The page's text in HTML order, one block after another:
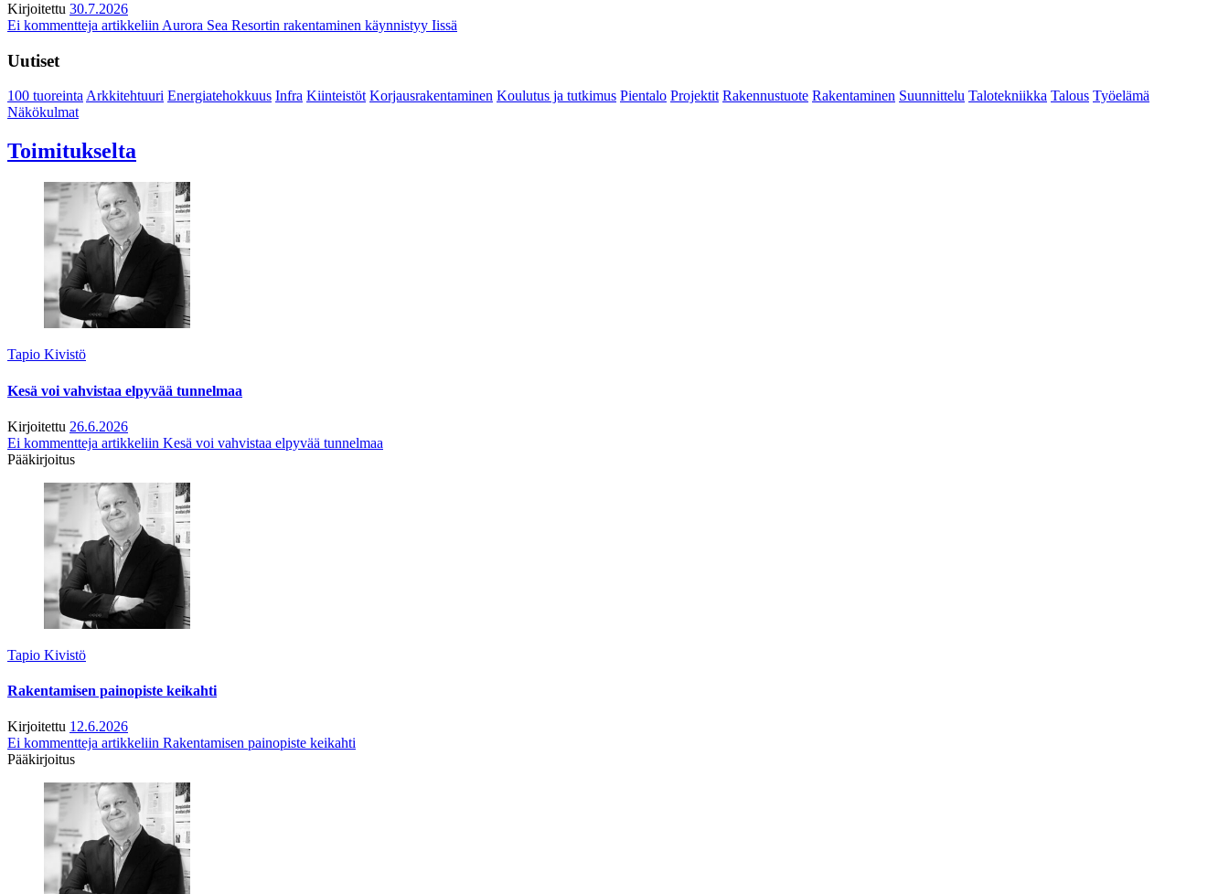
Kirjoitettu 30.7.2026
Ei kommentteja artikkeliin Aurora Sea Resortin rakentaminen käynnistyy Iissä
Uutiset
100 tuoreintaArkkitehtuuri Energiatehokkuus Infra Kiinteistöt Korjausrakentaminen Koulutus ja tutkimus Pientalo Projektit Rakennustuote Rakentaminen Suunnittelu Talotekniikka Talous Työelämä
Näkökulmat
Toimitukselta
Tapio Kivistö
Kesä voi vahvistaa elpyvää tunnelmaa
Kirjoitettu 26.6.2026
Ei kommentteja artikkeliin Kesä voi vahvistaa elpyvää tunnelmaa
Pääkirjoitus
Tapio Kivistö
Rakentamisen painopiste keikahti
Kirjoitettu 12.6.2026
Ei kommentteja artikkeliin Rakentamisen painopiste keikahti
Pääkirjoitus